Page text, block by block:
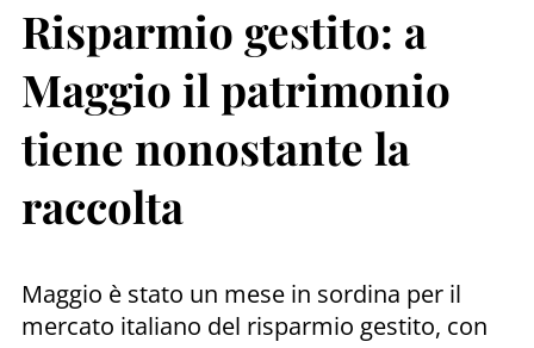
Risparmio gestito: a
Maggio il patrimonio
tiene nonostante la
raccolta
Maggio è stato un mese in sordina per il
mercato italiano del risparmio gestito, con